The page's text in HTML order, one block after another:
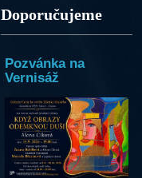
Doporučujeme
Pozvánka na
Vernisáž